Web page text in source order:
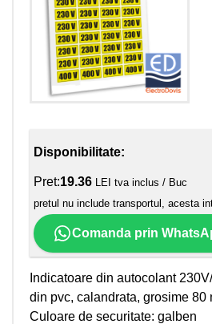
Disponibilitate:
Pret:19.36 LEI tva inclus / Buc
pretul nu include transportul, acesta
Comanda prin
Indicatoare din autocolant
din pvc, calandrata, grosime 80
Culoare de securitate: galben